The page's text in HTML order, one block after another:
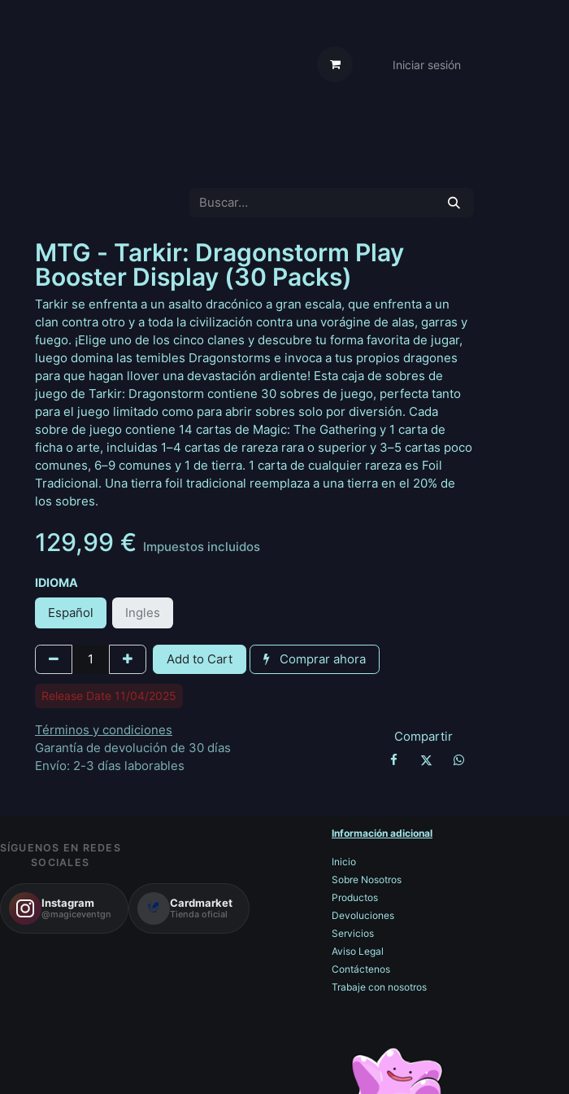
Iniciar sesión
MTG - Tarkir: Dragonstorm Play
Booster Display (30 Packs)
Tarkir se enfrenta a un asalto dracónico a gran escala, que enfrenta a un
clan contra otro y a toda la civilización contra una vorágine de alas, garras y
fuego. ¡Elige uno de los cinco clanes y descubre tu forma favorita de jugar,
luego domina las temibles Dragonstorms e invoca a tus propios dragones
para que hagan llover una devastación ardiente! Esta caja de sobres de
juego de Tarkir: Dragonstorm contiene 30 sobres de juego, perfecta tanto
para el juego limitado como para abrir sobres solo por diversión. Cada
sobre de juego contiene 14 cartas de Magic: The Gathering y 1 carta de
ficha o arte, incluidas 1–4 cartas de rareza rara o superior y 3–5 cartas poco
comunes, 6–9 comunes y 1 de tierra. 1 carta de cualquier rareza es Foil
Tradicional. Una tierra foil tradicional reemplaza a una tierra en el 20% de
los sobres.
129,99 € Impuestos incluidos
IDIOMA
Español Ingles
Add to Cart Comprar ahora
Release Date 11/04/2025
Términos y condiciones
Garantía de devolución de 30 días
Envío: 2-3 días laborables
Compartir
SÍGUENOS EN REDES
SOCIALES
Instagram
@magiceventgn
Cardmarket
Tienda oficial
Información adicional
Inicio
Sobre Nosotros
Productos
Devoluciones
Servicios
Aviso Legal
Contáctenos
Trabaje con nosotros